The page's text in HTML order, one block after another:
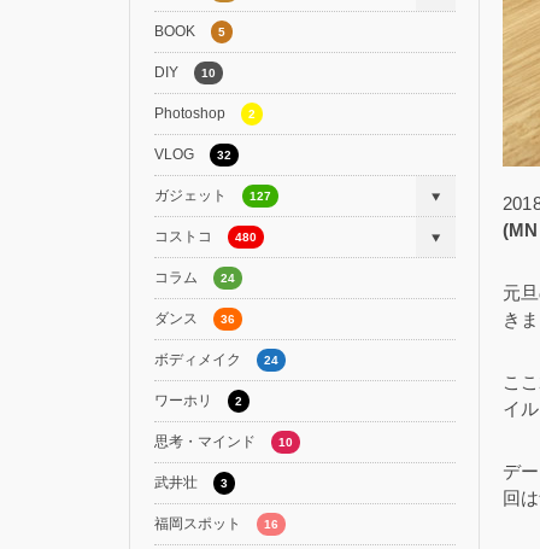
元
き
こ
イ
デ
回
BOOK 5
DIY 10
Photoshop 2
VLOG 32
ガジェット 127
コストコ 480
コラム 24
ダンス 36
ボディメイク 24
ワーホリ 2
思考・マインド 10
武井壮 3
福岡スポット 16